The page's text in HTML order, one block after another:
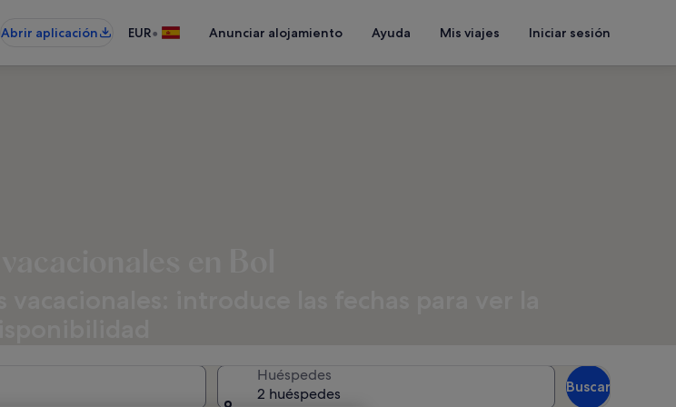
Abrir aplicación
EUR• Anunciar alojamiento Ayuda Mis viajes Iniciar sesión
Huéspedes
2 huéspedes
Buscar